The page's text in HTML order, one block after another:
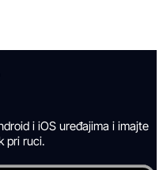
i iOS uređajima i imajte
pri ruci.